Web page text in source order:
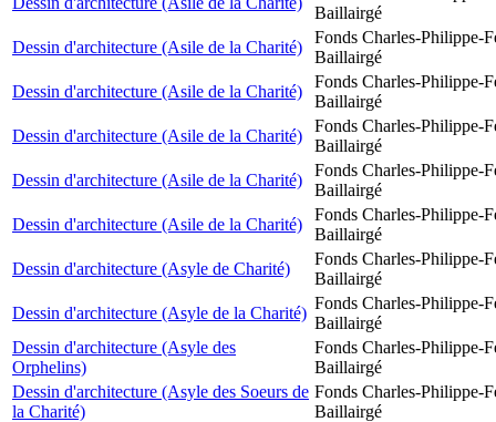
Baillairgé
Dessin d'architecture (Asile de la Charité)
Fonds Charles-Philippe-
Baillairgé
Dessin d'architecture (Asile de la Charité)
Fonds Charles-Philippe-
Baillairgé
Dessin d'architecture (Asile de la Charité)
Fonds Charles-Philippe-
Baillairgé
Dessin d'architecture (Asile de la Charité)
Fonds Charles-Philippe-
Baillairgé
Dessin d'architecture (Asile de la Charité)
Fonds Charles-Philippe-
Baillairgé
Dessin d'architecture (Asyle de Charité)
Fonds Charles-Philippe-
Baillairgé
Dessin d'architecture (Asyle de la Charité)
Fonds Charles-Philippe-
Baillairgé
Dessin d'architecture (Asyle des
Orphelins)
Fonds Charles-Philippe-
Baillairgé
Dessin d'architecture (Asyle des Soeurs de
la Charité)
Fonds Charles-Philippe-
Baillairgé